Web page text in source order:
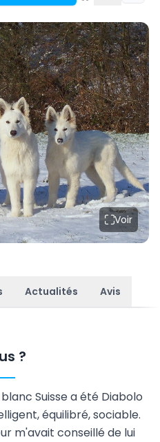
Voir
Actualités Avis
?
Suisse a été Diabolo
équilibré, sociable.
m'avait conseillé de lui